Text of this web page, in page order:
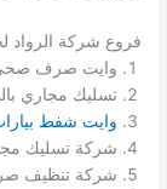
فروع شركة الرواد
وايت صرف صحي
تسليك مجاري
وايت شفط
شركة تسليك
شركة تنظيف